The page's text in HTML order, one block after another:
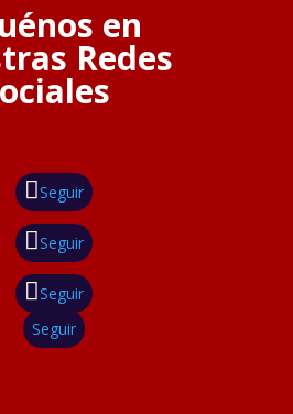
en
Redes
Seguir
Seguir
Seguir
Seguir